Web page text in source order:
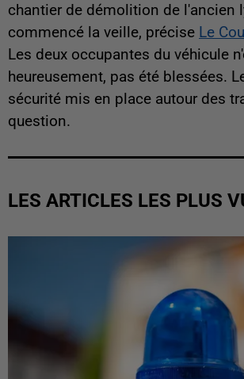
chantier de démolition de l'ancien
commencé la veille, précise Le
Les deux occupantes du véhicule
heureusement, pas été blessées.
sécurité mis en place autour des
question.
LES ARTICLES LES PLUS